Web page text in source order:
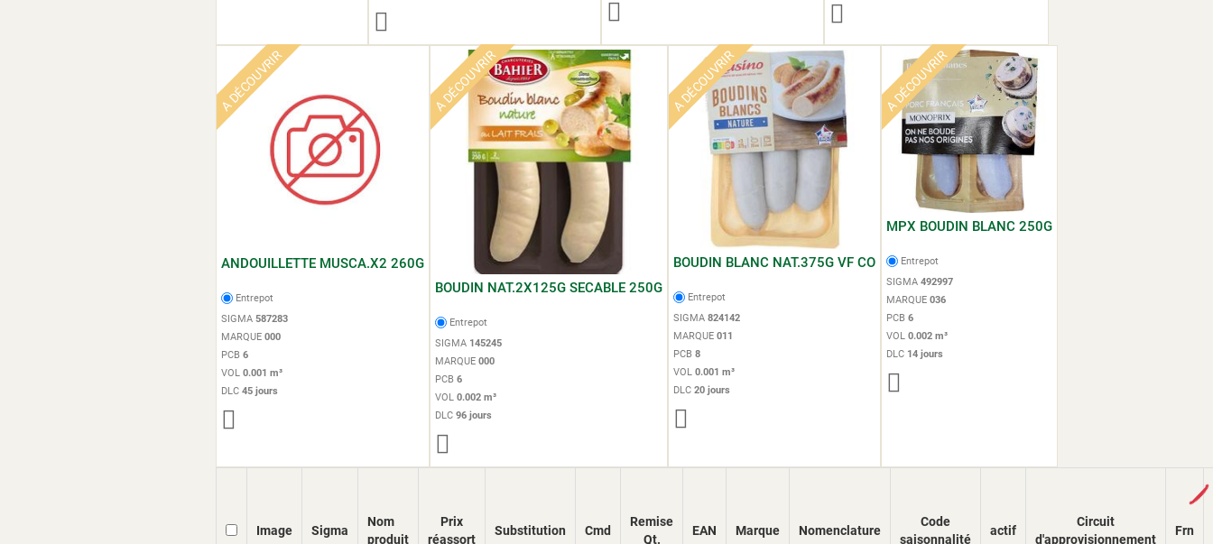
A DÉCOUVRIR
ANDOUILLETTE MUSCA.X2 260G
Entrepot
SIGMA 587283
MARQUE 000
PCB 6
VOL 0.001 m³
DLC 45 jours
A DÉCOUVRIR
BOUDIN NAT.2X125G SECABLE 250G
Entrepot
SIGMA 145245
MARQUE 000
PCB 6
VOL 0.002 m³
DLC 96 jours
A DÉCOUVRIR
BOUDIN BLANC NAT.375G VF CO
Entrepot
SIGMA 824142
MARQUE 011
PCB 8
VOL 0.001 m³
DLC 20 jours
A DÉCOUVRIR
MPX BOUDIN BLANC 250G
Entrepot
SIGMA 492997
MARQUE 036
PCB 6
VOL 0.002 m³
DLC 14 jours
Image Sigma
Nom
produit
Prix
réassort
Substitution Cmd
Remise
Qt.
EAN Marque Nomenclature
Code
saisonnalité
actif
Circuit
d'approvisionnement
Frn
Loading...